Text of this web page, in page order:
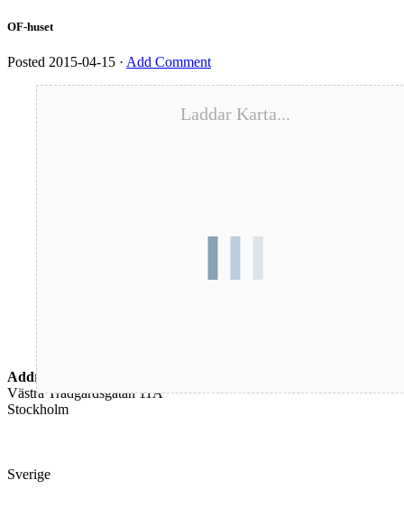
OF-huset
Posted 2015-04-15 · Add Comment
Laddar Karta...
Address
Västra Trädgårdsgatan 11A
Stockholm
Sverige